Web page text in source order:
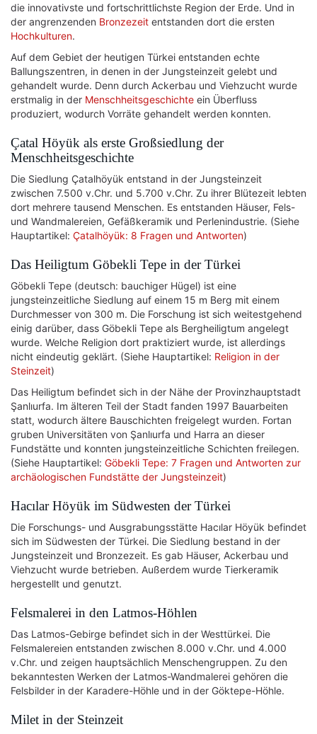
die innovativste und fortschrittlichste Region der Erde. Und in
der angrenzenden Bronzezeit entstanden dort die ersten
Hochkulturen.
Auf dem Gebiet der heutigen Türkei entstanden echte
Ballungszentren, in denen in der Jungsteinzeit gelebt und
gehandelt wurde. Denn durch Ackerbau und Viehzucht wurde
erstmalig in der Menschheitsgeschichte ein Überfluss
produziert, wodurch Vorräte gehandelt werden konnten.
Çatal Höyük als erste Großsiedlung der
Menschheitsgeschichte
Die Siedlung Çatalhöyük entstand in der Jungsteinzeit
zwischen 7.500 v.Chr. und 5.700 v.Chr. Zu ihrer Blütezeit lebten
dort mehrere tausend Menschen. Es entstanden Häuser, Fels-
und Wandmalereien, Gefäßkeramik und Perlenindustrie. (Siehe
Hauptartikel: Çatalhöyük: 8 Fragen und Antworten)
Das Heiligtum Göbekli Tepe in der Türkei
Göbekli Tepe (deutsch: bauchiger Hügel) ist eine
jungsteinzeitliche Siedlung auf einem 15 m Berg mit einem
Durchmesser von 300 m. Die Forschung ist sich weitestgehend
einig darüber, dass Göbekli Tepe als Bergheiligtum angelegt
wurde. Welche Religion dort praktiziert wurde, ist allerdings
nicht eindeutig geklärt. (Siehe Hauptartikel: Religion in der
Steinzeit)
Das Heiligtum befindet sich in der Nähe der Provinzhauptstadt
Şanlıurfa. Im älteren Teil der Stadt fanden 1997 Bauarbeiten
statt, wodurch ältere Bauschichten freigelegt wurden. Fortan
gruben Universitäten von Şanlıurfa und Harra an dieser
Fundstätte und konnten jungsteinzeitliche Schichten freilegen.
(Siehe Hauptartikel: Göbekli Tepe: 7 Fragen und Antworten zur
archäologischen Fundstätte der Jungsteinzeit)
Hacılar Höyük im Südwesten der Türkei
Die Forschungs- und Ausgrabungsstätte Hacılar Höyük befindet
sich im Südwesten der Türkei. Die Siedlung bestand in der
Jungsteinzeit und Bronzezeit. Es gab Häuser, Ackerbau und
Viehzucht wurde betrieben. Außerdem wurde Tierkeramik
hergestellt und genutzt.
Felsmalerei in den Latmos-Höhlen
Das Latmos-Gebirge befindet sich in der Westtürkei. Die
Felsmalereien entstanden zwischen 8.000 v.Chr. und 4.000
v.Chr. und zeigen hauptsächlich Menschengruppen. Zu den
bekanntesten Werken der Latmos-Wandmalerei gehören die
Felsbilder in der Karadere-Höhle und in der Göktepe-Höhle.
Milet in der Steinzeit